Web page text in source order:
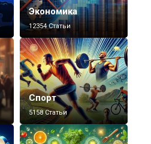
Экономика
12354 Статьи
Спорт
5158 Статьи